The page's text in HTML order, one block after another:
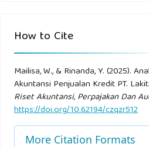
Pratiwi, Alya intan (2021). Sistem
pada CV. Sumber Tirta Anugerah
Repa, Reren Yolanda (2020).
Akuntansi Penjualan dalam
Pengendalian Internal pada PT. Aek
How to Cite
Mailisa, W., & Rinanda, Y. (2025).
Akuntansi Penjualan Kredit PT.
Riset Akuntansi, Perpajakan Dan
https://doi.org/10.62194/czqzr512
More Citation Formats